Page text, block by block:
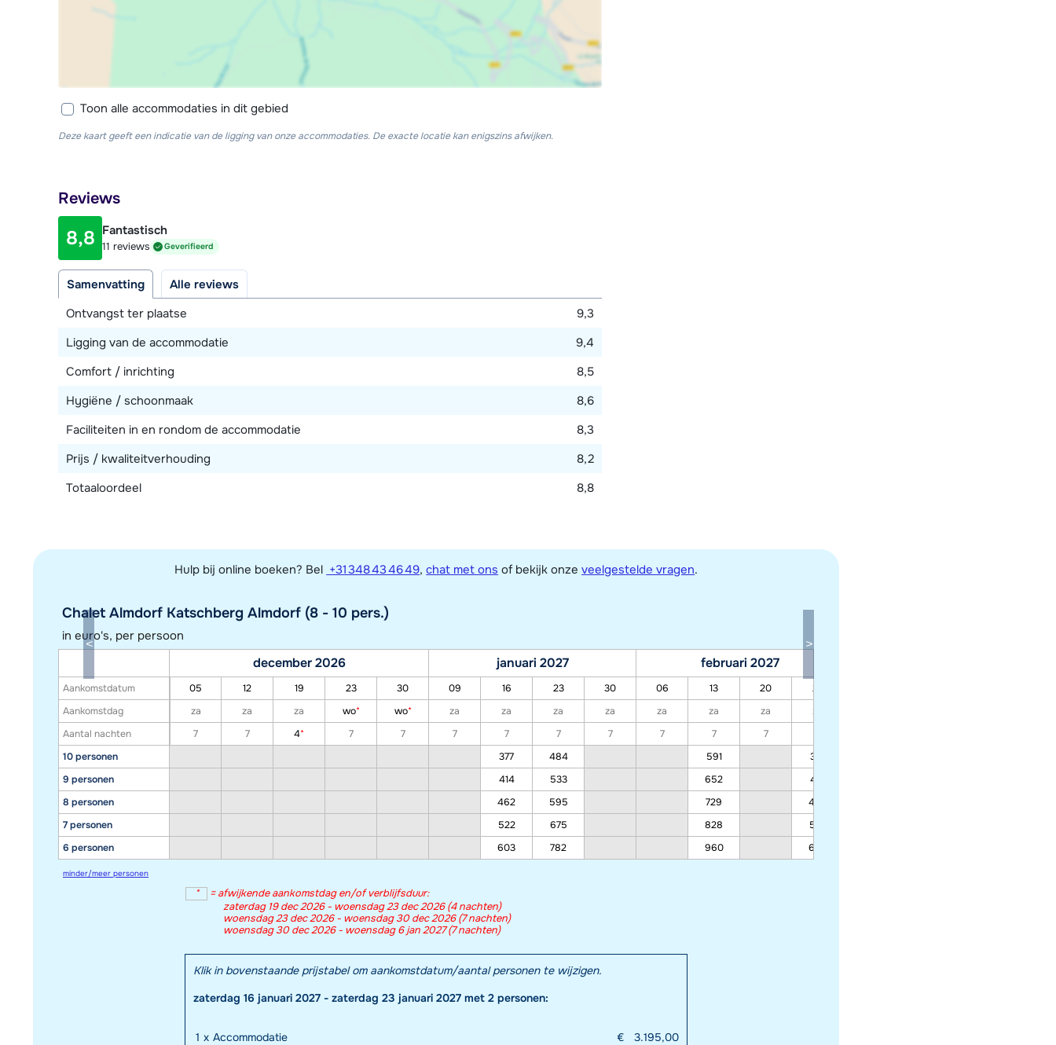
Toon alle accommodaties in dit gebied
Deze kaart geeft een indicatie van de ligging van onze accommodaties. De exacte locatie kan enigszins afwijken.
Reviews
8,8 Fantastisch
11 reviews Geverifieerd
Samenvatting
Alle reviews
Ontvangst ter plaatse
9,3
Ligging van de accommodatie
9,4
Comfort / inrichting
8,5
Hygiëne / schoonmaak
8,6
Faciliteiten in en rondom de accommodatie
8,3
Prijs / kwaliteitverhouding
8,2
Totaaloordeel
8,8
Hulp bij online boeken? Bel +31 348 43 46 49,chat met ons of bekijk onzeveelgestelde vragen.
Chalet Almdorf Katschberg Almdorf (8 - 10 pers.)
in euro's, per persoon
Aankomstdatum
Aankomstdag
Aantal nachten
10 personen
9 personen
8 personen
7 personen
6 personen
december 2026 januari 2027 februari 2027
05 12 19 23 30 09 16 23 30 06 13 20 27
za
za za wo* wo* za za za za za za za za
7
7 4* 7 7 7 7 7 7 7 7 7
377
484 591 377
414
533 652 414
462
595 729 462
522
675 828 522
603
782 960 603
minder/meer personen
* =afwijkende aankomstdag en/of verblijfsduur:
zaterdag 19 dec 2026 - woensdag 23 dec 2026 (4 nachten)
woensdag 23 dec 2026 - woensdag 30 dec 2026 (7 nachten)
woensdag 30 dec 2026 - woensdag 6 jan 2027 (7 nachten)
Klik in bovenstaande prijstabel om aankomstdatum/aantal personen te wijzigen.
zaterdag 16 januari 2027 - zaterdag 23 januari 2027 met 2 personen:
1 x Accommodatie € 3.195,00